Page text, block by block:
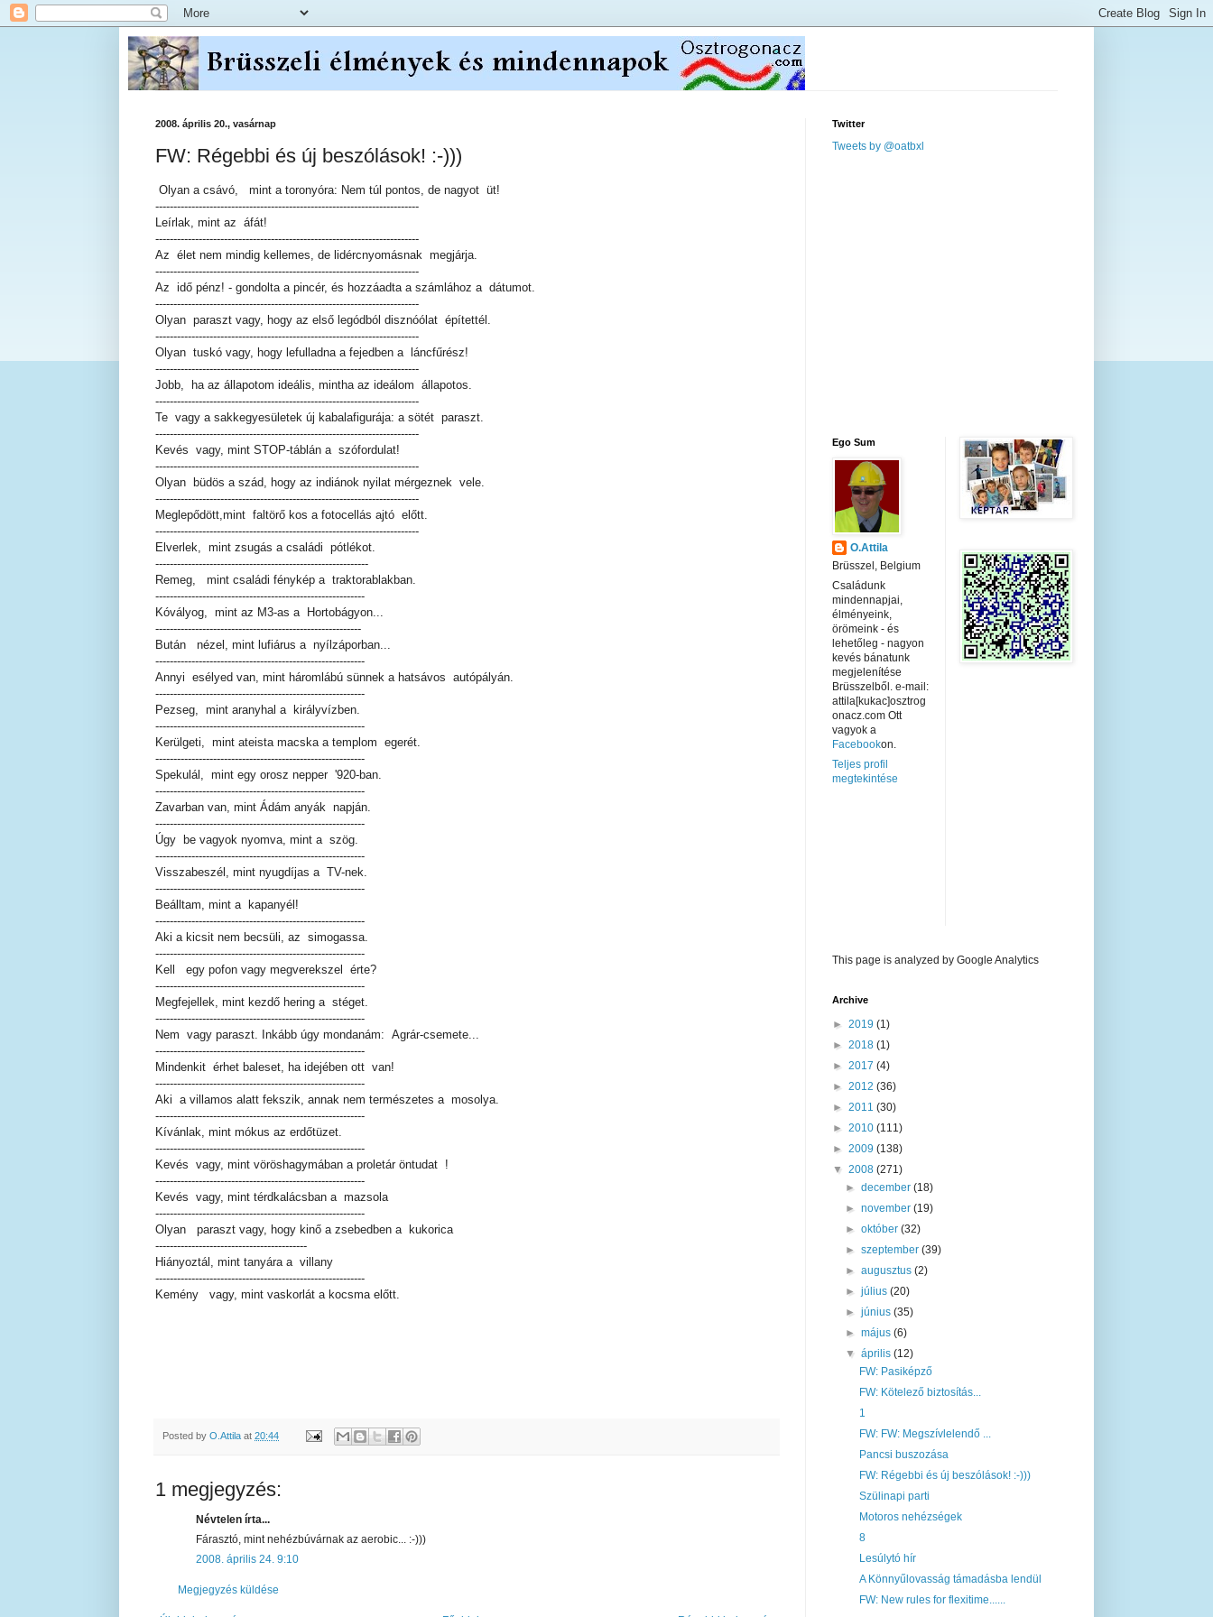
2008. április 20., vasárnap
FW: Régebbi és új beszólások! :-)))
Olyan a csávó, mint a toronyóra: Nem túl pontos, de nagyot üt!
-------------------------------------------------------------------------
Leírlak, mint az áfát!
-------------------------------------------------------------------------
Az élet nem mindig kellemes, de lidércnyomásnak megjárja.
-------------------------------------------------------------------------
Az idő pénz! - gondolta a pincér, és hozzáadta a számlához a dátumot.
-------------------------------------------------------------------------
Olyan paraszt vagy, hogy az első legódból disznóólat építettél.
-------------------------------------------------------------------------
Olyan tuskó vagy, hogy lefulladna a fejedben a láncfűrész!
-------------------------------------------------------------------------
Jobb, ha az állapotom ideális, mintha az ideálom állapotos.
-------------------------------------------------------------------------
Te vagy a sakkegyesületek új kabalafigurája: a sötét paraszt.
-------------------------------------------------------------------------
Kevés vagy, mint STOP-táblán a szófordulat!
-------------------------------------------------------------------------
Olyan büdös a szád, hogy az indiánok nyilat mérgeznek vele.
-------------------------------------------------------------------------
Meglepődött,mint faltörő kos a fotocellás ajtó előtt.
-------------------------------------------------------------------------
Elverlek, mint zsugás a családi pótlékot.
-----------------------------------------------------------
Remeg, mint családi fénykép a traktorablakban.
----------------------------------------------------------
Kóvályog, mint az M3-as a Hortobágyon...
---------------------------------------------------------
Bután nézel, mint lufiárus a nyílzáporban...
----------------------------------------------------------
Annyi esélyed van, mint háromlábú sünnek a hatsávos autópályán.
----------------------------------------------------------
Pezseg, mint aranyhal a királyvízben.
----------------------------------------------------------
Kerülgeti, mint ateista macska a templom egerét.
----------------------------------------------------------
Spekulál, mint egy orosz nepper '920-ban.
----------------------------------------------------------
Zavarban van, mint Ádám anyák napján.
----------------------------------------------------------
Úgy be vagyok nyomva, mint a szög.
----------------------------------------------------------
Visszabeszél, mint nyugdíjas a TV-nek.
----------------------------------------------------------
Beálltam, mint a kapanyél!
----------------------------------------------------------
Aki a kicsit nem becsüli, az simogassa.
----------------------------------------------------------
Kell egy pofon vagy megverekszel érte?
----------------------------------------------------------
Megfejellek, mint kezdő hering a stéget.
----------------------------------------------------------
Nem vagy paraszt. Inkább úgy mondanám: Agrár-csemete...
----------------------------------------------------------
Mindenkit érhet baleset, ha idejében ott van!
----------------------------------------------------------
Aki a villamos alatt fekszik, annak nem természetes a mosolya.
----------------------------------------------------------
Kívánlak, mint mókus az erdőtüzet.
----------------------------------------------------------
Kevés vagy, mint vöröshagymában a proletár öntudat !
----------------------------------------------------------
Kevés vagy, mint térdkalácsban a mazsola
----------------------------------------------------------
Olyan paraszt vagy, hogy kinő a zsebedben a kukorica
------------------------------------------
Hiányoztál, mint tanyára a villany
----------------------------------------------------------
Kemény vagy, mint vaskorlát a kocsma előtt.
Posted by O.Attila at 20:44
1 megjegyzés:
Névtelen írta...
Fárasztó, mint nehézbúvárnak az aerobic... :-)))
2008. április 24. 9:10
Megjegyzés küldése
Twitter
Tweets by @oatbxl
Ego Sum
O.Attila
Brüsszel, Belgium
Családunk
mindennapjai,
élményeink,
örömeink - és
lehetőleg - nagyon
kevés bánatunk
megjelenítése
Brüsszelből. e-mail:
attila[kukac]osztrog
onacz.com Ott
vagyok a
Facebookon.
Teljes profil
megtekintése
This page is analyzed by Google Analytics
Archive
► 2019 (1)
► 2018 (1)
► 2017 (4)
► 2012 (36)
► 2011 (30)
► 2010 (111)
► 2009 (138)
▼ 2008 (271)
►december(18)
►november(19)
►október(32)
►szeptember(39)
►augusztus(2)
►július(20)
►június(35)
►május(6)
▼április(12)
FW: Pasiképző
FW: Kötelező biztosítás...
1
FW: FW: Megszívlelendő ...
Pancsi buszozása
FW: Régebbi és új beszólások! :-)))
Szülinapi parti
Motoros nehézségek
8
Lesúlytó hír
A Könnyűlovasság támadásba lendül
FW: New rules for flexitime......